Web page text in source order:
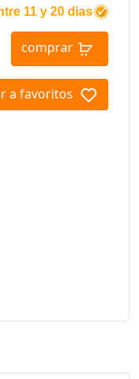
11 y 20 dias
comprar
a favoritos